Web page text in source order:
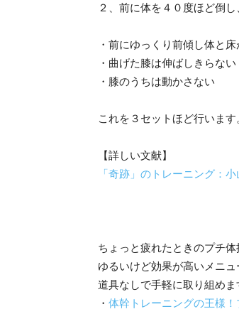
２、前に体を４０度ほど倒
・前にゆっくり前傾し体と
・曲げた膝は伸ばしきらない
・膝のうちは動かさない
これを３セットほど行います
【詳しい文献】
「奇跡」のトレーニング：小
ちょっと疲れたときのプチ
ゆるいけど効果が高いメニ
道具なしで手軽に取り組めま
・ 体幹トレーニングの王様